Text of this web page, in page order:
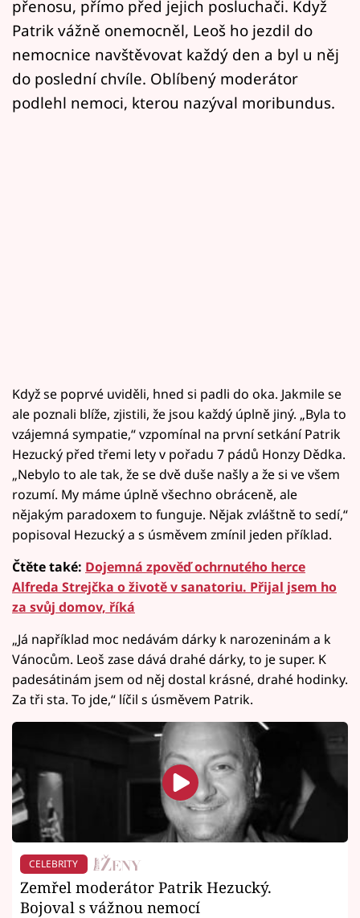
Mámy sobě
Přihlášení
Sledujte nás
přenosu, přímo před jejich posluchači. Když
Patrik vážně onemocněl, Leoš ho jezdil do
nemocnice navštěvovat každý den a byl u něj
do poslední chvíle. Oblíbený moderátor
podlehl nemoci, kterou nazýval moribundus.
Když se poprvé uviděli, hned si padli do oka. Jakmile se
ale poznali blíže, zjistili, že jsou každý úplně jiný. „Byla to
vzájemná sympatie,“ vzpomínal na první setkání Patrik
Hezucký před třemi lety v pořadu 7 pádů Honzy Dědka.
„Nebylo to ale tak, že se dvě duše našly a že si ve všem
rozumí. My máme úplně všechno obráceně, ale
nějakým paradoxem to funguje. Nějak zvláštně to sedí,“
popisoval Hezucký a s úsměvem zmínil jeden příklad.
Čtěte také: Dojemná zpověď ochrnutého herce
Alfreda Strejčka o životě v sanatoriu. Přijal jsem ho
za svůj domov, říká
„Já například moc nedávám dárky k narozeninám a k
Vánocům. Leoš zase dává drahé dárky, to je super. K
padesátinám jsem od něj dostal krásné, drahé hodinky.
Za tři sta. To jde,“ líčil s úsměvem Patrik.
CELEBRITY
Zemřel moderátor Patrik Hezucký.
Bojoval s vážnou nemocí